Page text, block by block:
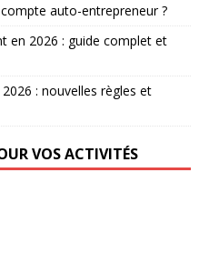
auto-entrepreneur ?
en 2026 : guide complet et
: nouvelles règles et
VOS ACTIVITÉS